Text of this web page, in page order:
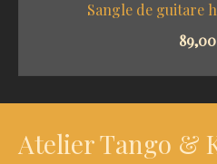
Sangle de guitare
89,00
Atelier Tango &